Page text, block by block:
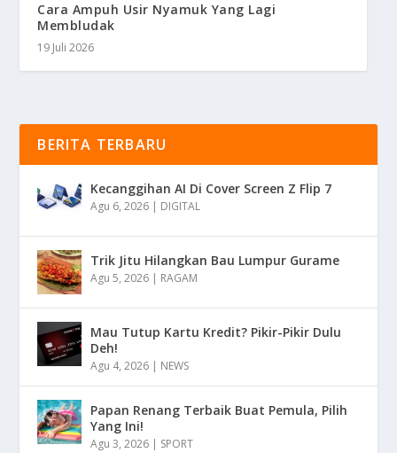
Cara Ampuh Usir Nyamuk Yang Lagi
Membludak
19 Juli 2026
BERITA TERBARU
Kecanggihan AI Di Cover Screen Z Flip 7
Agu 6, 2026 | DIGITAL
Trik Jitu Hilangkan Bau Lumpur Gurame
Agu 5, 2026 | RAGAM
Mau Tutup Kartu Kredit? Pikir-Pikir Dulu
Deh!
Agu 4, 2026 | NEWS
Papan Renang Terbaik Buat Pemula, Pilih
Yang Ini!
Agu 3, 2026 | SPORT